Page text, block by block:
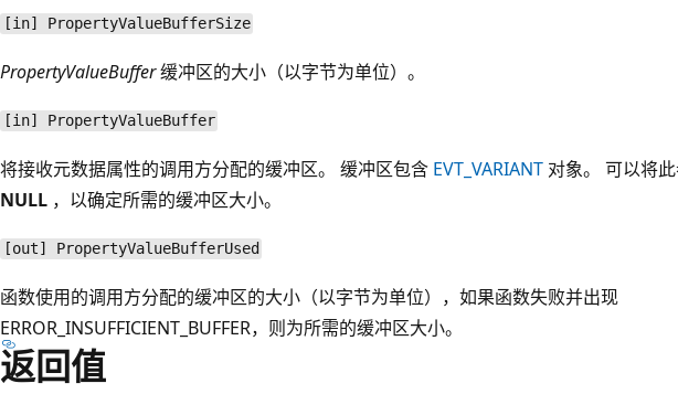
[in] PropertyValueBufferSize
PropertyValueBuffer缓冲区的大小（以字节为单位）。
[in] PropertyValueBuffer
将接收元数据属性的调用方分配的缓冲区。 缓冲区包含 EVT_VARIANT 对象。 可以将
NULL ，以确定所需的缓冲区大小。
[out] PropertyValueBufferUsed
函数使用的调用方分配的缓冲区的大小（以字节为单位），如果函数失败并出现
ERROR_INSUFFICIENT_BUFFER，则为所需的缓冲区大小。
返回值